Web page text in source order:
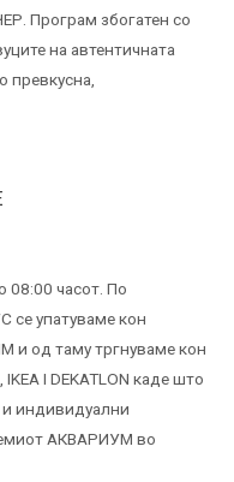
Програм збогатен со
на автентичната
превкусна,
08:00 часот. По
се упатуваме кон
од таму тргнуваме кон
I DEKATLON каде што
индивидуални
АКВАРИУМ во